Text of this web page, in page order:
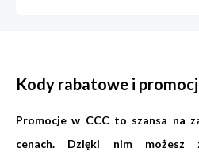
Kody rabatowe i
Promocje w CCC to szansa na
cenach. Dzięki nim możesz